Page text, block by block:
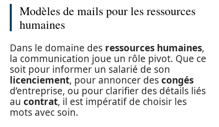
Modèles de mails pour les ressources
humaines
Dans le domaine des ressources humaines,
la communication joue un rôle pivot. Que ce
soit pour informer un salarié de son
licenciement, pour annoncer descongés
d’entreprise, ou pour clarifier des détails liés
au contrat, il est impératif de choisir les
mots avec soin.